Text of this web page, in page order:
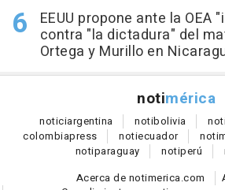
EEUU propone ante la OEA
contra "la dictadura" del
Ortega y Murillo en
notimérica
noticiargentina notibolivia
colombiapress notiecuador noti
notiparaguay notiperú
Acerca de notimerica.com